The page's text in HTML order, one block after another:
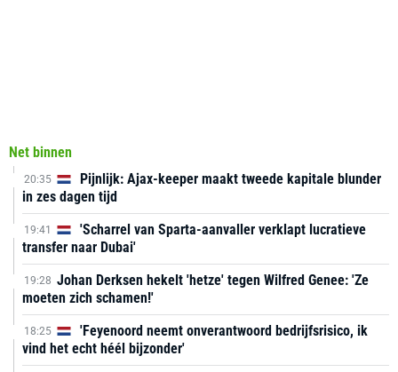
Net binnen
20:35
Pijnlijk: Ajax-keeper maakt tweede kapitale blunder
in zes dagen tijd
19:41
'Scharrel van Sparta-aanvaller verklapt lucratieve
transfer naar Dubai'
19:28 Johan Derksen hekelt 'hetze' tegen Wilfred Genee: 'Ze
moeten zich schamen!'
18:25
'Feyenoord neemt onverantwoord bedrijfsrisico, ik
vind het echt héél bijzonder'